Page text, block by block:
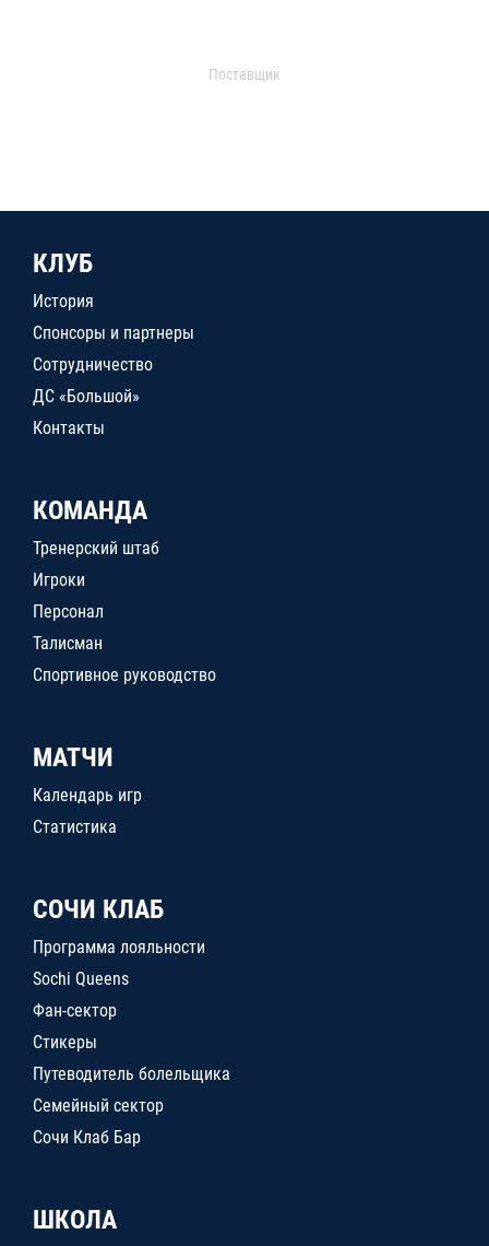
Поставщик
КЛУБ
История
Спонсоры и партнеры
Сотрудничество
ДС «Большой»
Контакты
КОМАНДА
Тренерский штаб
Игроки
Персонал
Талисман
Спортивное руководство
МАТЧИ
Календарь игр
Статистика
СОЧИ КЛАБ
Программа лояльности
Sochi Queens
Фан-сектор
Стикеры
Путеводитель болельщика
Семейный сектор
Сочи Клаб Бар
ШКОЛА